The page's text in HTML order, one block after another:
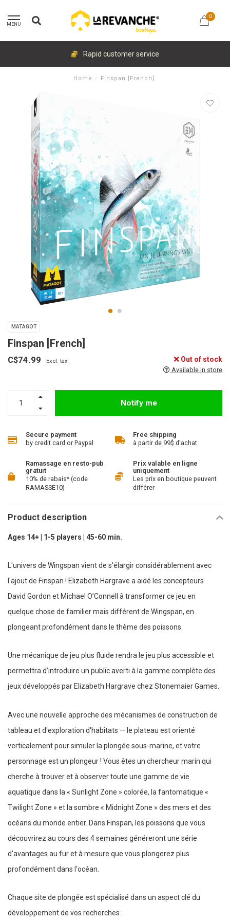
MENU
0
Rapid customer service
Home / Finspan [French]
MATAGOT
Finspan [French]
C$74.99 Excl. tax Out of stock
Available in store
Notify me
Secure payment
by credit card or Paypal
Free shipping
à partir de 99$ d'achat
Ramassage en resto-pub
gratuit
10% de rabais* (code
RAMASSE10)
Prix valable en ligne
uniquement
Les prix en boutique peuvent
différer
Product description
Ages 14+ | 1-5 players | 45-60 min.
L'univers de Wingspan vient de s'élargir considérablement avec
l'ajout de Finspan ! Elizabeth Hargrave a aidé les concepteurs
David Gordon et Michael O’Connell à transformer ce jeu en
quelque chose de familier mais différent de Wingspan, en
plongeant profondément dans le thème des poissons.
Une mécanique de jeu plus fluide rendra le jeu plus accessible et
permettra d’introduire un public averti à la gamme complète des
jeux développés par Elizabeth Hargrave chez Stonemaier Games.
Avec une nouvelle approche des mécanismes de construction de
tableau et d'exploration d'habitats — le plateau est orienté
verticalement pour simuler la plongée sous-marine, et votre
personnage est un plongeur ! Vous êtes un chercheur marin qui
cherche à trouver et à observer toute une gamme de vie
aquatique dans la « Sunlight Zone » colorée, la fantomatique «
Twilight Zone » et la sombre « Midnight Zone » des mers et des
océans du monde entier. Dans Finspan, les poissons que vous
découvrirez au cours des 4 semaines généreront une série
d'avantages au fur et à mesure que vous plongerez plus
profondément dans l'océan.
Chaque site de plongée est spécialisé dans un aspect clé du
développement de vos recherches :